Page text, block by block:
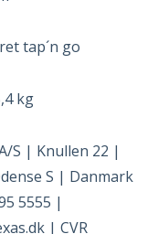
tap´n go
kg
S | Knullen 22 |
S | Danmark
5555 |
| CVR